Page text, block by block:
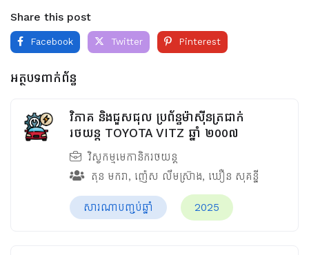
Share this post
Facebook Twitter Pinterest
អត្ថបទពាក់ព័ន្ធ
វិភាគ និងជួសជុល ប្រព័ន្ធម៉ាស៊ីនត្រជាក់
រថយន្ត TOYOTA VITZ ឆ្នាំ ២០០៧
វិស្វកម្មមេកានិករថយន្ត
តុន មករា, ញ៉េស លឹមស្រ៊ាង, ឃឿន សុគន្នី
សារណាបញ្ចប់ឆ្នាំ 2025